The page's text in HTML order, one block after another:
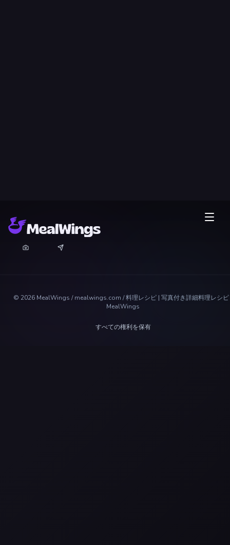
© 2026 MealWings / mealwings.com /料理レシピ | 写真付き詳細料理レシ
MealWings
すべての権利を保有